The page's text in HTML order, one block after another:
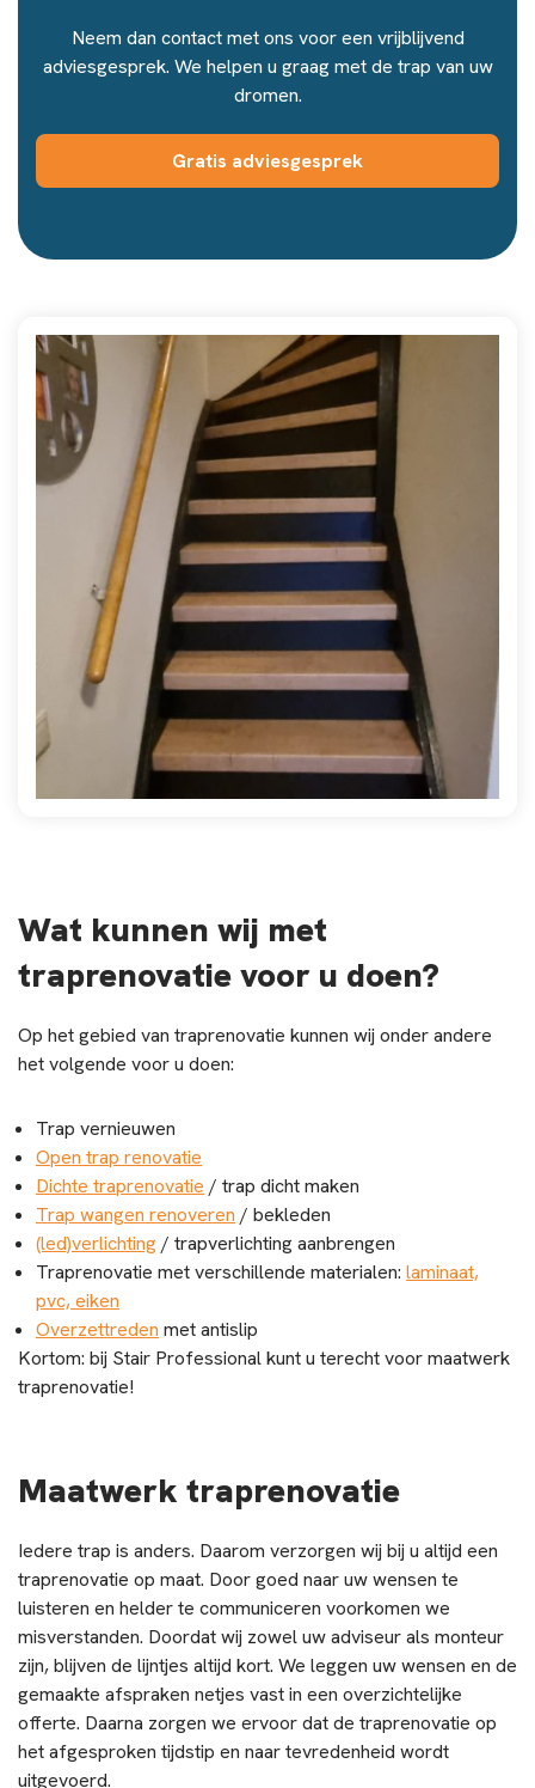
Neem dan contact met ons voor een vrijblijvend
adviesgesprek. We helpen u graag met de trap van uw
dromen.
Gratis adviesgesprek
Wat kunnen wij met
traprenovatie voor u doen?
Op het gebied van traprenovatie kunnen wij onder andere
het volgende voor u doen:
Trap vernieuwen
Open trap renovatie
Dichte traprenovatie / trap dicht maken
Trap wangen renoveren / bekleden
(led)verlichting/ trapverlichting aanbrengen
Traprenovatie met verschillende materialen: laminaat,
pvc, eiken
Overzettreden met antislip
Kortom: bij Stair Professional kunt u terecht voor maatwerk
traprenovatie!
Maatwerk traprenovatie
Iedere trap is anders. Daarom verzorgen wij bij u altijd een
traprenovatie op maat. Door goed naar uw wensen te
luisteren en helder te communiceren voorkomen we
misverstanden. Doordat wij zowel uw adviseur als monteur
zijn, blijven de lijntjes altijd kort. We leggen uw wensen en de
gemaakte afspraken netjes vast in een overzichtelijke
offerte. Daarna zorgen we ervoor dat de traprenovatie op
het afgesproken tijdstip en naar tevredenheid wordt
uitgevoerd.